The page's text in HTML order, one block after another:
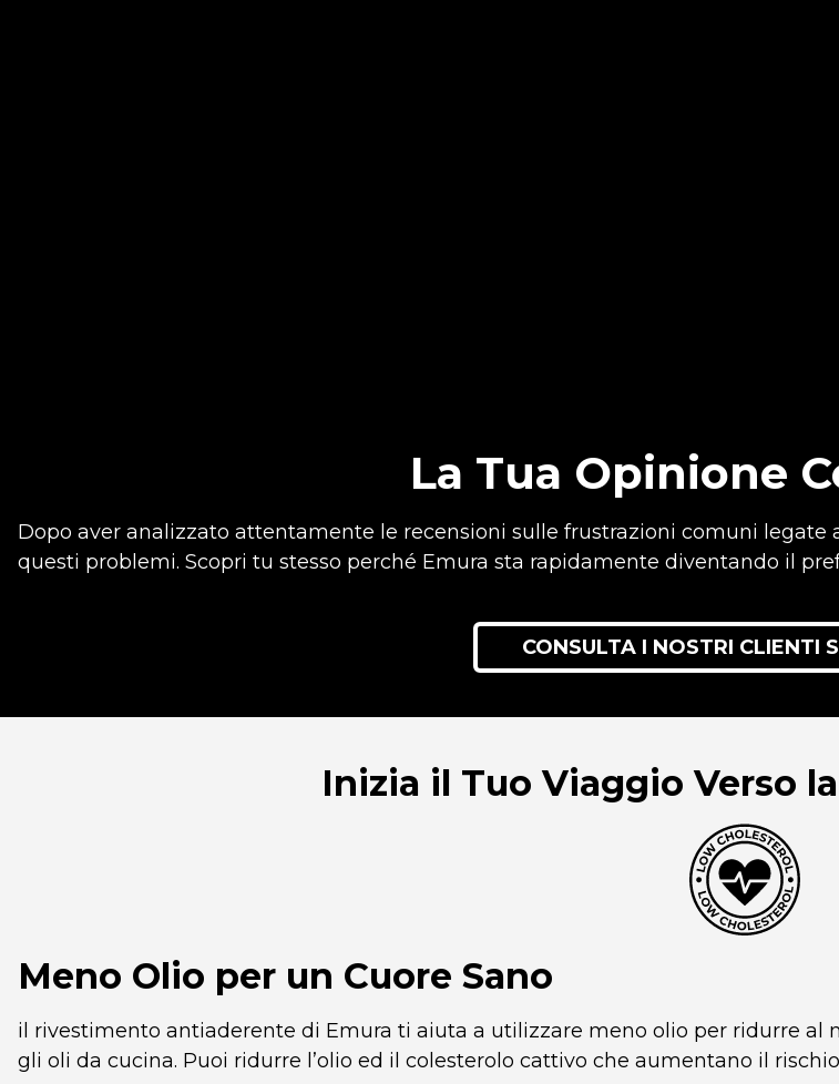
La Tua Opinione
Dopo aver analizzato attentamente le recensioni sulle frustrazioni comuni
questi problemi. Scopri tu stesso perché Emura sta rapidamente diventando il
CONSULTA I NOSTRI CLIENTI
Inizia il Tuo Viaggio Verso
Meno Olio per un Cuore Sano
il rivestimento antiaderente di Emura ti aiuta a utilizzare meno olio per ridurre al
gli oli da cucina. Puoi ridurre l’olio ed il colesterolo cattivo che aumentano il